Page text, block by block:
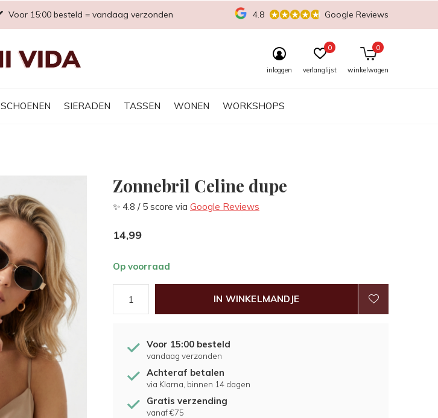
SCHOENEN SIERADEN TASSEN WONEN WORKSHOPS
inloggen verlanglijst
0
winkelwagen
0
Voor 15:00 besteld = vandaag verzonden 4.8 Google Reviews
Zonnebril Celine dupe
✨ 4.8 / 5 score via Google Reviews
14,99
Op voorraad
IN WINKELMANDJE
Voor 15:00 besteld
vandaag verzonden
Achteraf betalen
via Klarna, binnen 14 dagen
Gratis verzending
vanaf €75